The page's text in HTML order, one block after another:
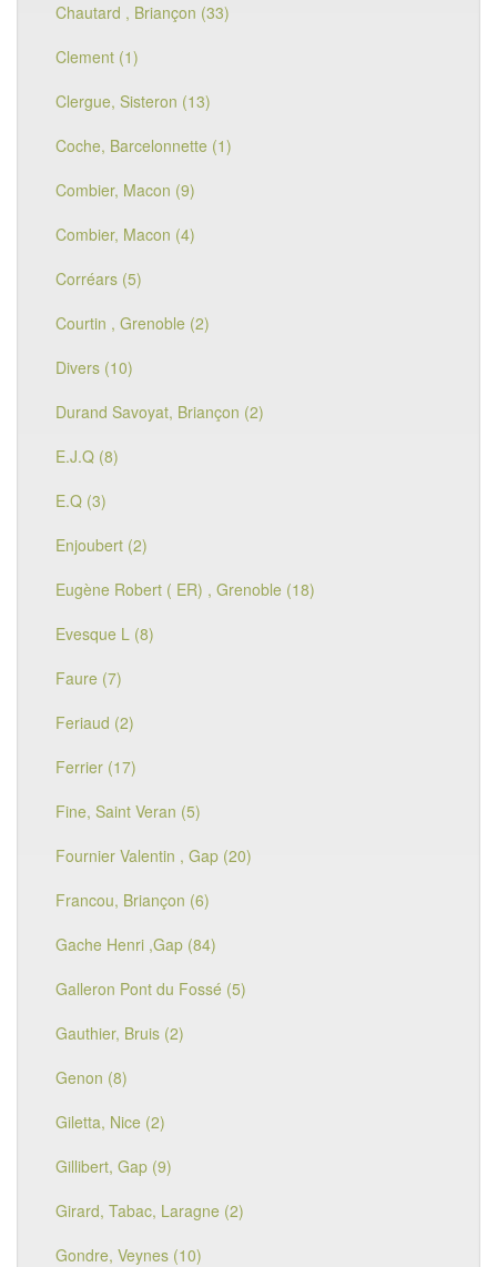
Chautard , Briançon (33)
Clement (1)
Clergue, Sisteron (13)
Coche, Barcelonnette (1)
Combier, Macon (9)
Combier, Macon (4)
Corréars (5)
Courtin , Grenoble (2)
Divers (10)
Durand Savoyat, Briançon (2)
E.J.Q (8)
E.Q (3)
Enjoubert (2)
Eugène Robert ( ER) , Grenoble (18)
Evesque L (8)
Faure (7)
Feriaud (2)
Ferrier (17)
Fine, Saint Veran (5)
Fournier Valentin , Gap (20)
Francou, Briançon (6)
Gache Henri ,Gap (84)
Galleron Pont du Fossé (5)
Gauthier, Bruis (2)
Genon (8)
Giletta, Nice (2)
Gillibert, Gap (9)
Girard, Tabac, Laragne (2)
Gondre, Veynes (10)